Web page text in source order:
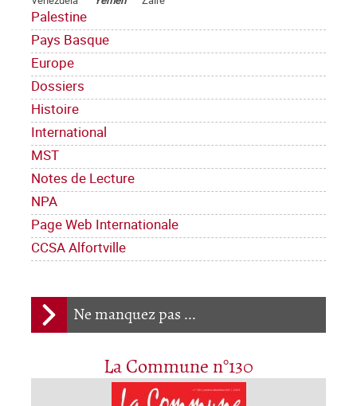
Palestine
Pays Basque
Europe
Dossiers
Histoire
International
MST
Notes de Lecture
NPA
Page Web Internationale
CCSA Alfortville
Ne manquez pas ...
La Commune n°130